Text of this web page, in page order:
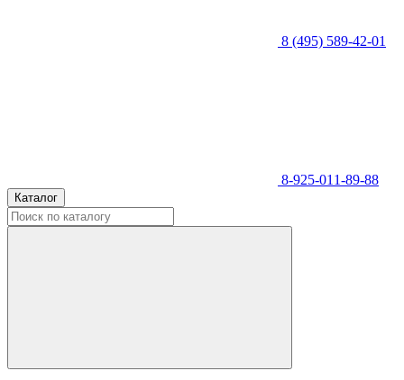
8 (495) 589-42-01
8-925-011-89-88
Каталог